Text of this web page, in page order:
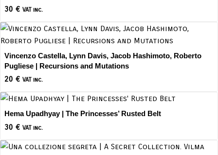
30 € VAT inc.
Vincenzo Castella, Lynn Davis, Jacob Hashimoto, Roberto
Pugliese | Recursions and Mutations
20 € VAT inc.
Hema Upadhyay | The Princesses’ Rusted Belt
30 € VAT inc.